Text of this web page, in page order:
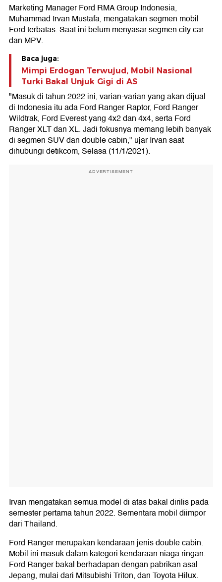
Marketing Manager Ford RMA Group Indonesia,
Muhammad Irvan Mustafa, mengatakan segmen mobil
Ford terbatas. Saat ini belum menyasar segmen city car
dan MPV.
Baca juga:
Mimpi Erdogan Terwujud, Mobil Nasional
Turki Bakal Unjuk Gigi di AS
"Masuk di tahun 2022 ini, varian-varian yang akan dijual
di Indonesia itu ada Ford Ranger Raptor, Ford Ranger
Wildtrak, Ford Everest yang 4x2 dan 4x4, serta Ford
Ranger XLT dan XL. Jadi fokusnya memang lebih banyak
di segmen SUV dan double cabin," ujar Irvan saat
dihubungi detikcom, Selasa (11/1/2021).
ADVERTISEMENT
Irvan mengatakan semua model di atas bakal dirilis pada
semester pertama tahun 2022. Sementara mobil diimpor
dari Thailand.
Ford Ranger merupakan kendaraan jenis double cabin.
Mobil ini masuk dalam kategori kendaraan niaga ringan.
Ford Ranger bakal berhadapan dengan pabrikan asal
Jepang, mulai dari Mitsubishi Triton, dan Toyota Hilux.